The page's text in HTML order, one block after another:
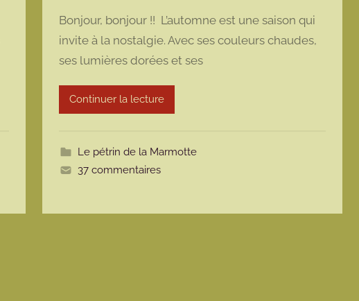
r
m
a
t
Bonjour, bonjour !! L’automne est une saison qui
invite à la nostalgie. Avec ses couleurs chaudes,
ses lumières dorées et ses
Continuer la lecture
Le pétrin de la Marmotte
37 commentaires